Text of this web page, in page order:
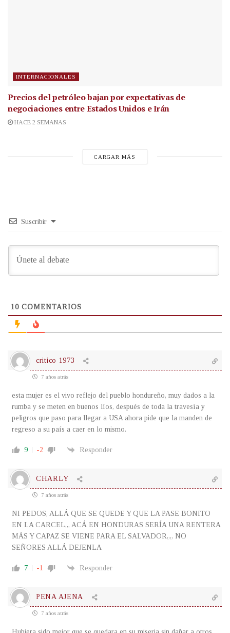
INTERNACIONALES
Precios del petróleo bajan por expectativas de
negociaciones entre Estados Unidos e Irán
HACE 2 SEMANAS
CARGAR MÁS
Suscribir
10 COMENTARIOS
critico 1973
7 años atrás
esta mujer es el vivo reflejo del pueblo hondureño, muy dados a la
rumba y se meten en buenos líos, después de toda la travesía y
peligros que paso para llegar a USA ahora pide que la manden de
regreso a su país a caer en lo mismo.
9 -2 Responder
CHARLY
7 años atrás
NI PEDOS, ALLÁ QUE SE QUEDE Y QUE LA PASE BONITO
EN LA CARCEL,,, ACÁ EN HONDURAS SERÍA UNA RENTERA
MÁS Y CAPAZ SE VIENE PARA EL SALVADOR,,,, NO
SEÑORES ALLÁ DEJENLA
7 -1 Responder
PENA AJENA
7 años atrás